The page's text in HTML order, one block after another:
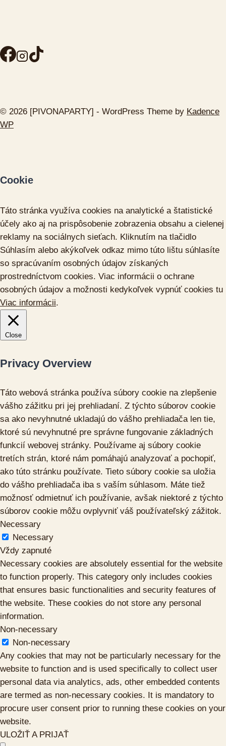
© 2026 [PIVONAPARTY] - WordPress Theme by Kadence
WP
Cookie
Táto stránka využíva cookies na analytické a štatistické
účely ako aj na prispôsobenie zobrazenia obsahu a cielenej
reklamy na sociálnych sieťach. Kliknutím na tlačidlo
Súhlasím alebo akýkoľvek odkaz mimo túto lištu súhlasíte
so spracúvaním osobných údajov získaných
prostredníctvom cookies. Viac informácii o ochrane
osobných údajov a možnosti kedykoľvek vypnúť cookies tu
Viac informácii.
Close
Privacy Overview
Táto webová stránka používa súbory cookie na zlepšenie
vášho zážitku pri jej prehliadaní. Z týchto súborov cookie
sa ako nevyhnutné ukladajú do vášho prehliadača len tie,
ktoré sú nevyhnutné pre správne fungovanie základných
funkcií webovej stránky. Používame aj súbory cookie
tretích strán, ktoré nám pomáhajú analyzovať a pochopiť,
ako túto stránku používate. Tieto súbory cookie sa uložia
do vášho prehliadača iba s vaším súhlasom. Máte tiež
možnosť odmietnuť ich používanie, avšak niektoré z týchto
súborov cookie môžu ovplyvniť váš používateľský zážitok.
Necessary
Necessary
Vždy zapnuté
Necessary cookies are absolutely essential for the website
to function properly. This category only includes cookies
that ensures basic functionalities and security features of
the website. These cookies do not store any personal
information.
Non-necessary
Non-necessary
Any cookies that may not be particularly necessary for the
website to function and is used specifically to collect user
personal data via analytics, ads, other embedded contents
are termed as non-necessary cookies. It is mandatory to
procure user consent prior to running these cookies on your
website.
ULOŽIŤ A PRIJAŤ